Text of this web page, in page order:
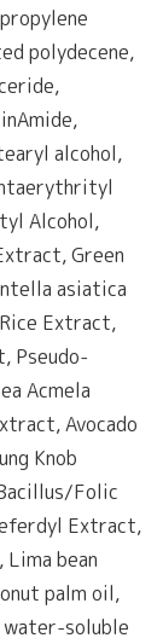
polydecene,
alcohol,
Alcohol,
Green
asiatica
Extract,
Pseudo-
Acmela
Avocado
Knob
Folic
Extract,
bean
palm oil,
water-soluble